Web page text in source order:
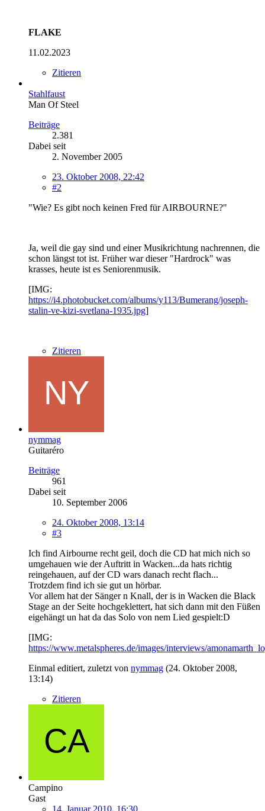
FLAKE
11.02.2023
Zitieren
Stahlfaust
Man Of Steel
Beiträge
2.381
Dabei seit
2. November 2005
23. Oktober 2008, 22:42
#2
"Wie? Es gibt noch keinen Fred für AIRBOURNE?"
Ja, weil die gay sind und einer Musikrichtung nachrennen, die
schon längst tot ist. Früher war dieser "Hardrock" was
krasses, heute ist es Seniorenmusik.
[IMG:
https://i4.photobucket.com/albums/y113/Bumerang/joseph-
stalin-ve-kizi-svetlana-1935.jpg]
Zitieren
nymmag
Guitaréro
Beiträge
961
Dabei seit
10. September 2006
24. Oktober 2008, 13:14
#3
Ich find Airbourne recht geil, doch die CD hat mich nich so
umgehauen wie der Auftritt in Wacken...da hats richtig
reingehauen, auf der CD wars danach recht flach...
Trotzdem find ich sie gut un hörbar.
Vor allem hat der Sänger n Knall, der is in Wacken die Black
Stage an der Seite hochgeklettert, hat sich dann mit den Füßen
eigehängt un hat da das Solo von nem Lied gespielt:D
[IMG:
https://www.metalspheres.de/images/interviews/
Einmal editiert, zuletzt von nymmag (24. Oktober 2008,
13:14)
Zitieren
Campino
Gast
14. Januar 2010, 16:30